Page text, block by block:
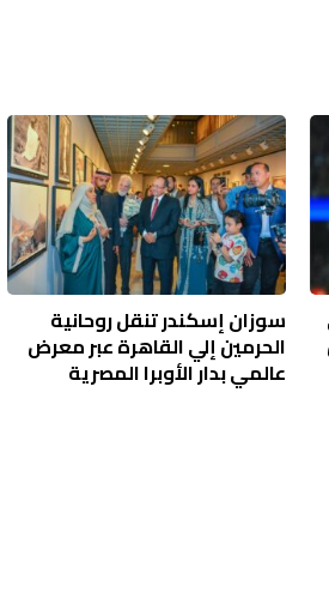
سوزان إسكندر تنقل روحانية
الحرمين إلي القاهرة عبر معرض
عالمي بدار الأوبرا المصرية